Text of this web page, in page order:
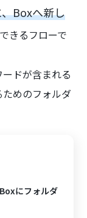
Boxへ新し
きるフローで
ドが含まれる
めのフォルダ
にフォルダ